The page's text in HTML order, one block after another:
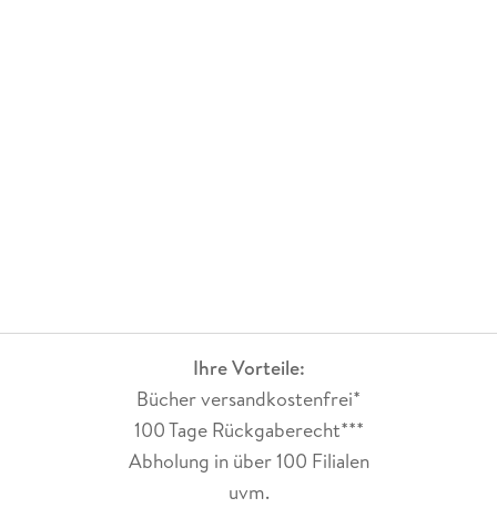
Ihre Vorteile:
Bücher versandkostenfrei*
100 Tage Rückgaberecht***
Abholung in über 100 Filialen
uvm.